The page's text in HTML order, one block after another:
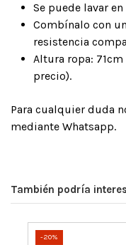
Se puede lavar
Combínalo con
resistencia
Altura ropa:
precio).
Para cualquier duda
mediante Whatsapp.
También podría
-20%